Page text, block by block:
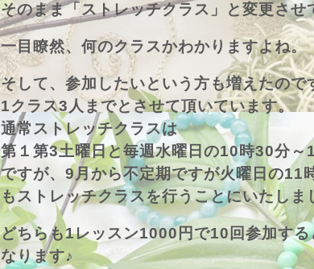
そのまま「ストレッチクラス」と変更させ
一目瞭然、何のクラスかわかりますよね。
そして、参加したいという方も増えたので
1クラス3人までとさせて頂いています。
通常ストレッチクラスは
第１第3土曜日と毎週水曜日の10時30分～
ですが、9月から不定期ですが火曜日の11
もストレッチクラスを行うことにいたしま
どちらも1レッスン1000円で10回参加す
なります♪